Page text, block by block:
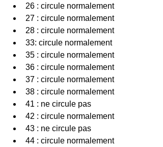
26 : circule normalement
27 : circule normalement
28 : circule normalement
33: circule normalement
35 : circule normalement
36 : circule normalement
37 : circule normalement
38 : circule normalement
41 : ne circule pas
42 : circule normalement
43 : ne circule pas
44 : circule normalement